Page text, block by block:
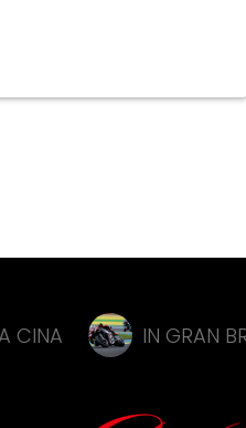
IN GRAN BRETAGNA